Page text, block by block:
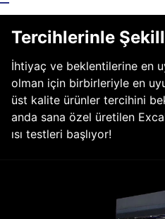
Tercihlerinle
İhtiyaç ve beklentilerine en
olman için birbirleriyle en
üst kalite ürünler tercihini
anda sana özel üretilen
ısı testleri başlıyor!